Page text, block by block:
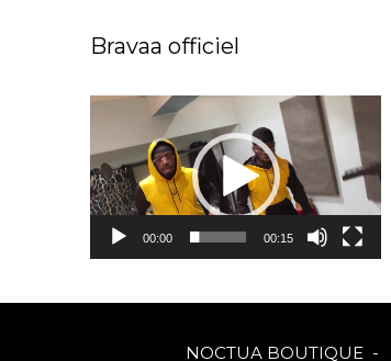
Bravaa officiel
Lecteur
00:00 00:15
NOCTUA BOUTIQUE-